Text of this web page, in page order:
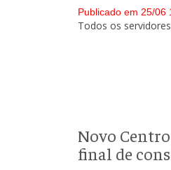
Publicado em 25/06
Todos os
Novo
final de